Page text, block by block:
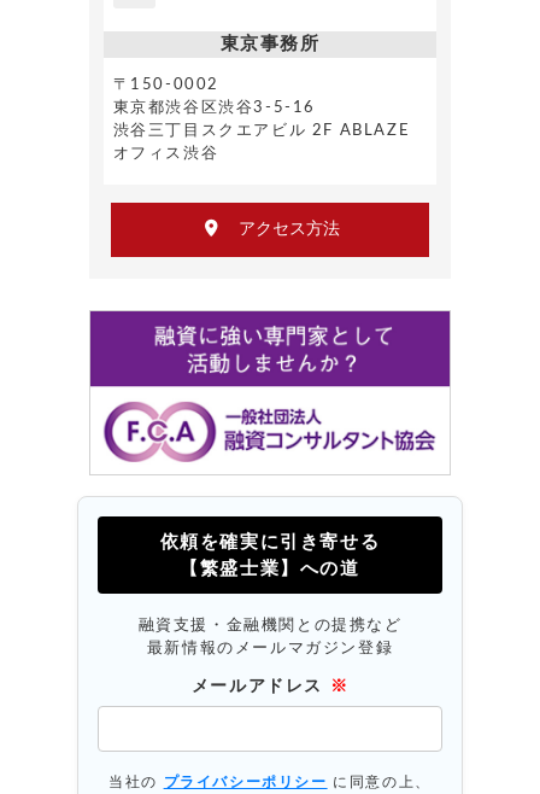
東京事務所
〒150-0002
東京都渋谷区渋谷3-5-16
渋谷三丁目スクエアビル 2F ABLAZE
オフィス渋谷
アクセス方法
依頼を確実に引き寄せる
【繁盛士業】への道
融資支援・金融機関との提携など
最新情報のメールマガジン登録
メールアドレス ※
当社の プライバシーポリシー に同意の上、